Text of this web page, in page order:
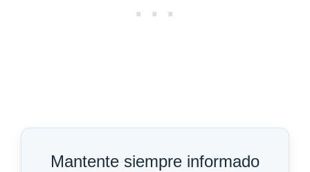
Mantente siempre informado